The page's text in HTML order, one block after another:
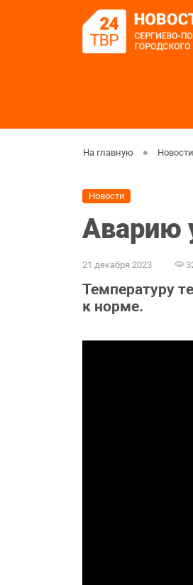
На главную Новости
Новости
Аварию
21 декабря 2023
Температуру
к норме.